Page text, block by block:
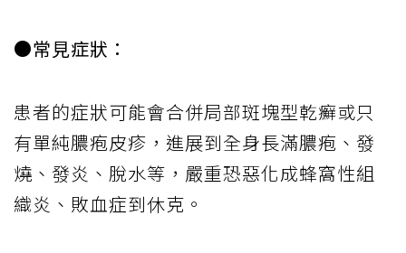
●常見症狀：
患者的症狀可能會合併局部斑塊型乾癬或只
有單純膿疱皮疹，進展到全身長滿膿疱、發
燒、發炎、脫水等，嚴重恐惡化成蜂窩性組
織炎、敗血症到休克。